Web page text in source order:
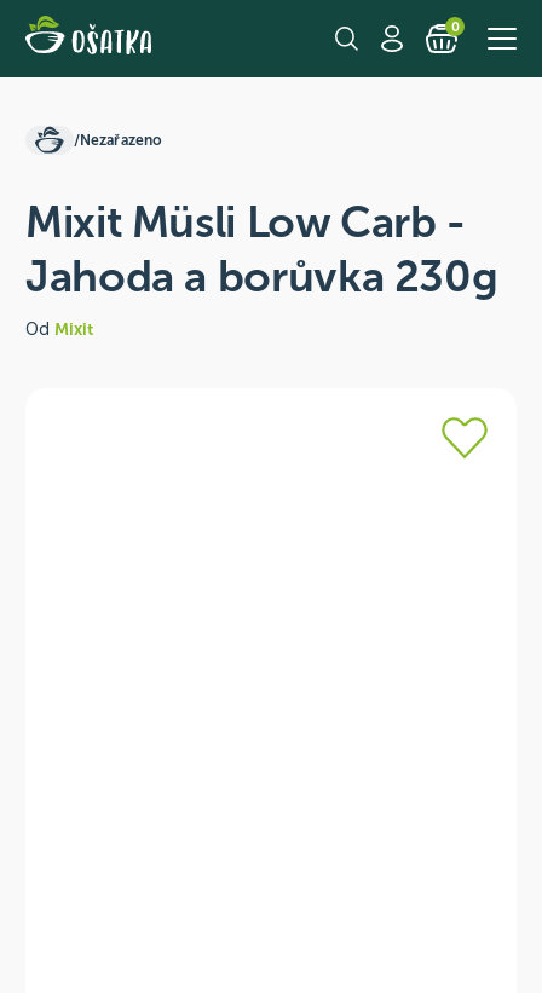
0
/Nezařazeno
Mixit Müsli Low Carb -
Jahoda a borůvka 230g
Od Mixit